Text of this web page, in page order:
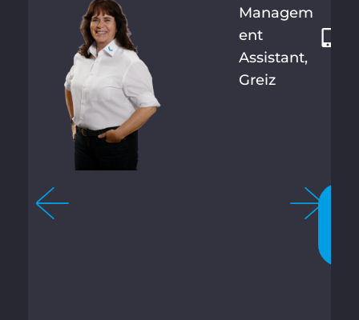
Managem
ent
Assistant,
Greiz